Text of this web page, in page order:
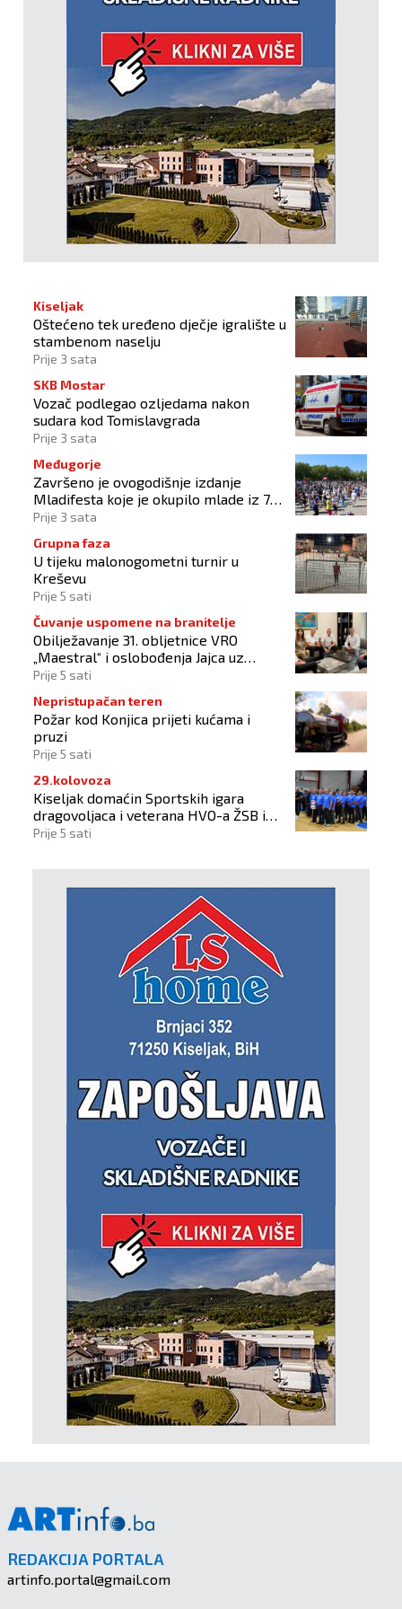
Kiseljak
Oštećeno tek uređeno dječje igralište u
stambenom naselju
Prije 3 sata
SKB Mostar
Vozač podlegao ozljedama nakon
sudara kod Tomislavgrada
Prije 3 sata
Međugorje
Završeno je ovogodišnje izdanje
Mladifesta koje je okupilo mlade iz 73
zemlje svijeta
Prije 3 sata
Grupna faza
U tijeku malonogometni turnir u
Kreševu
Prije 5 sati
Čuvanje uspomene na branitelje
Obilježavanje 31. obljetnice VRO
„Maestral“ i oslobođenja Jajca uz
pokroviteljstvo HNS-a BiH
Prije 5 sati
Nepristupačan teren
Požar kod Konjica prijeti kućama i
pruzi
Prije 5 sati
29.kolovoza
Kiseljak domaćin Sportskih igara
dragovoljaca i veterana HVO-a ŽSB i
Dana branitelja
Prije 5 sati
REDAKCIJA PORTALA
artinfo.portal@gmail.com